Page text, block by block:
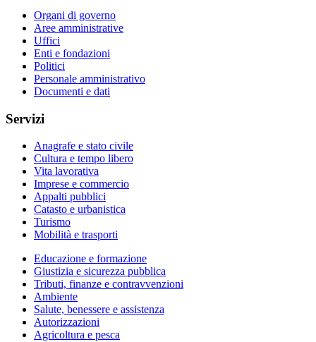
Organi di governo
Aree amministrative
Uffici
Enti e fondazioni
Politici
Personale amministrativo
Documenti e dati
Servizi
Anagrafe e stato civile
Cultura e tempo libero
Vita lavorativa
Imprese e commercio
Appalti pubblici
Catasto e urbanistica
Turismo
Mobilità e trasporti
Educazione e formazione
Giustizia e sicurezza pubblica
Tributi, finanze e contravvenzioni
Ambiente
Salute, benessere e assistenza
Autorizzazioni
Agricoltura e pesca